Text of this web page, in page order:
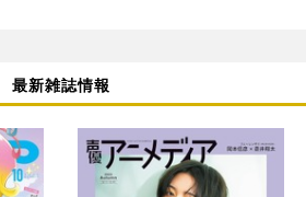
最新雑誌情報